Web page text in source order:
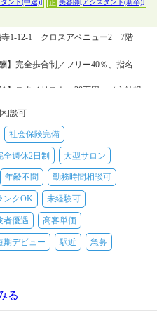
ント(中途)] 正 美容師[アシスタント(新卒)]
寺1-12-1 クロスアベニュー2 7階
酬】完全歩合制／フリー40％、指名
給】スタイリスト：30万円～（入社祝
30％、指名40％）／幹部：33万円～
50％）
【月給】24万円～
【月給】24万円～
談可
社会保険完備
全週休2日制 大型サロン
年齢不問 勤務時間相談可
ンクOK 未経験可
者優遇 高客単価
期デビュー 駅近 急募